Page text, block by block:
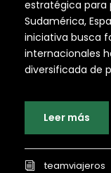
estratégica para
Sudamérica,
iniciativa busca
internacionales
diversificada de
Leer más
teamviajeros